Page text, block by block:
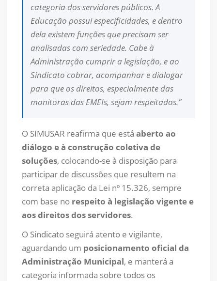
categoria dos servidores públicos. A
Educação possui especificidades, e dentro
dela existem funções que precisam ser
analisadas com seriedade. Cabe à
Administração cumprir a legislação, e ao
Sindicato cobrar, acompanhar e dialogar
para que os direitos, especialmente das
monitoras das EMEIs, sejam respeitados.”
O SIMUSAR reafirma que está aberto ao
diálogo e à construção coletiva de
soluções, colocando-se à disposição para
participar de discussões que resultem na
correta aplicação da Lei nº 15.326, sempre
com base no respeito à legislação vigente e
aos direitos dos servidores.
O Sindicato seguirá atento e vigilante,
aguardando um posicionamento oficial da
Administração Municipal, e manterá a
categoria informada sobre todos os